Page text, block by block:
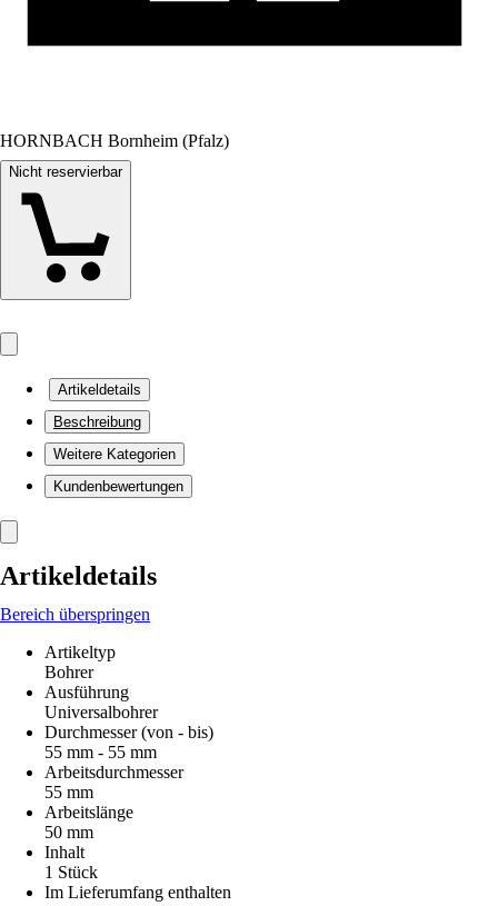
HORNBACH Bornheim (Pfalz)
Nicht reservierbar
Artikeldetails
Beschreibung
Weitere Kategorien
Kundenbewertungen
Artikeldetails
Bereich überspringen
Artikeltyp
Bohrer
Ausführung
Universalbohrer
Durchmesser (von - bis)
55 mm - 55 mm
Arbeitsdurchmesser
55 mm
Arbeitslänge
50 mm
Inhalt
1 Stück
Im Lieferumfang enthalten